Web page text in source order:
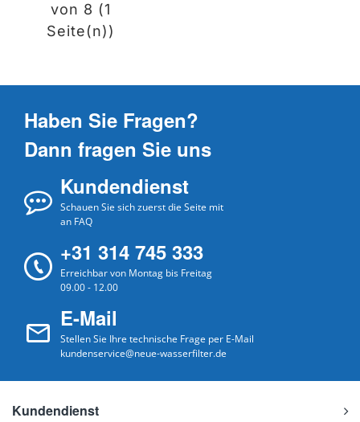
von 8 (1
Seite(n))
Haben Sie Fragen?
Dann fragen Sie uns
Kundendienst
Schauen Sie sich zuerst die Seite mit
an FAQ
+31 314 745 333
Erreichbar von Montag bis Freitag
09.00 - 12.00
E-Mail
Stellen Sie Ihre technische Frage per E-Mail
kundenservice@neue-wasserfilter.de
Kundendienst